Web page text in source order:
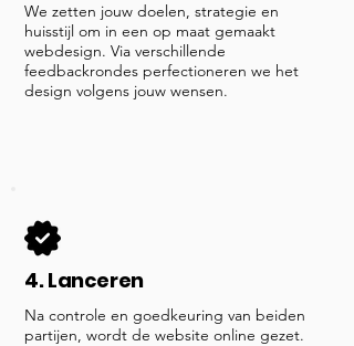
We zetten jouw doelen, strategie en
huisstijl om in een op maat gemaakt
webdesign. Via verschillende
feedbackrondes perfectioneren we het
design volgens jouw wensen.
4. Lanceren
Na controle en goedkeuring van beiden
partijen, wordt de website online gezet.